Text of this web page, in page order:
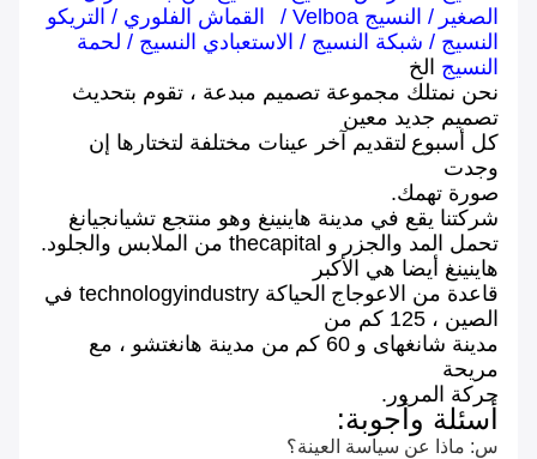
الصغير / النسيج Velboa / القماش الفلوري / التريكو
النسيج / شبكة النسيج / الاستعبادي النسيج / لحمة
النسيج الخ
نحن نمتلك مجموعة تصميم مبدعة ، تقوم بتحديث
تصميم جديد معين
كل أسبوع لتقديم آخر عينات مختلفة لتختارها إن
وجدت
صورة تهمك.
شركتنا يقع في مدينة هاينينغ وهو منتجع تشيانجيانغ
تحمل المد والجزر و thecapital من الملابس والجلود.
هاينينغ أيضا هي الأكبر
قاعدة من الاعوجاج
الحياكة technologyindustry في
الصين ، 125 كم من
مدينة شانغهاى و 60 كم
من مدينة هانغتشو ، مع
مريحة
حركة المرور.
أسئلة وأجوبة:
س: ماذا عن سياسة العينة؟